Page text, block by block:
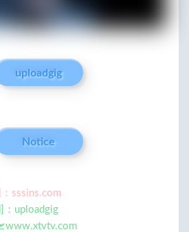
uploadgig
Notice
sssins.com
：uploadgig